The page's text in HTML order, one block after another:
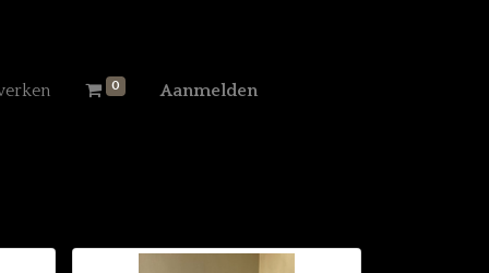
0 Aanmelden